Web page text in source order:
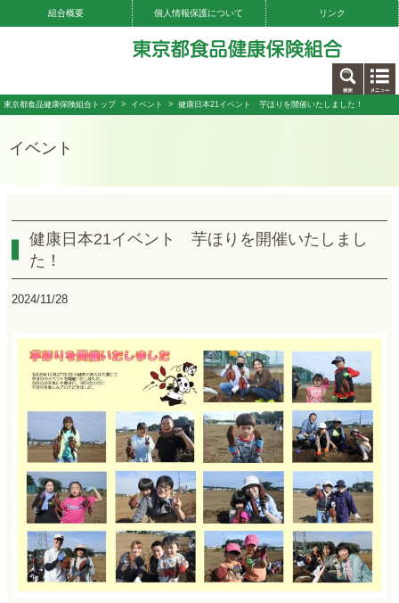
組合概要 個人情報保護について リンク
東京都食品健康保険組合トップ> イベント > 健康日本21イベント 芋ほりを開催いたしました！
イベント
健康日本21イベント 芋ほりを開催いたしまし
た！
2024/11/28